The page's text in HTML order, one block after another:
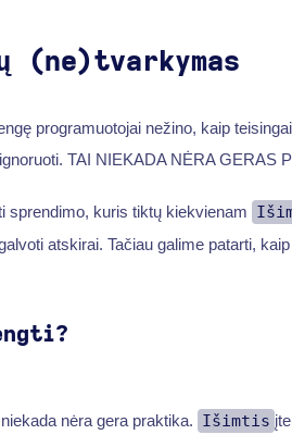
(ne)tvarkymas
programuotojai nežino, kaip
TAI NIEKADA NĖRA GERAS
sprendimo, kuris tiktų kiekvienam
atskirai. Tačiau galime patarti,
nėra gera praktika. Išimtis